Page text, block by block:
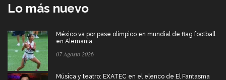
Lo más nuevo
México va por pase olímpico en mundial de flag football
en Alemania
07 Agosto 2026
Música y teatro: EXATEC en el elenco de El Fantasma